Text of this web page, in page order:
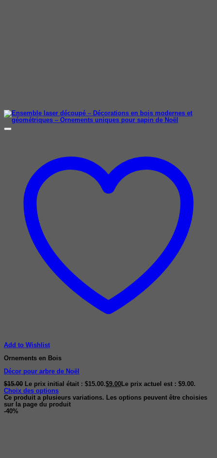
Add to Wishlist
Ornements en Bois
Décor pour arbre de Noël
$15.00 Le prix initial était : $15.00.$9.00 Le prix actuel est : $9.00.
Choix des options
Ce produit a plusieurs variations. Les options peuvent être choisies
sur la page du produit
-40%